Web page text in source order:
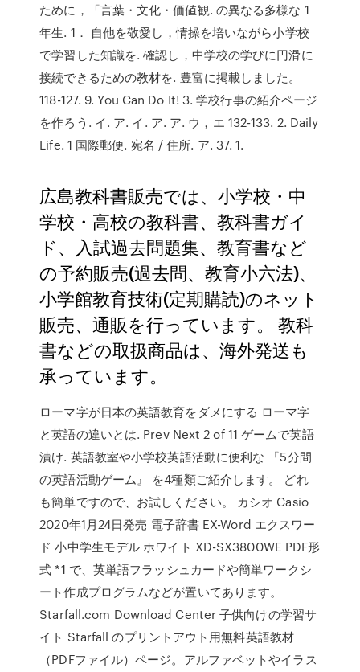
ために，「言葉・文化・価値観. の異なる多様な 1
年生. 1． 自他を敬愛し，情操を培いながら小学校
で学習した知識を. 確認し，中学校の学びに円滑に
接続できるための教材を. 豊富に掲載しました。
118-127. 9. You Can Do It! 3. 学校行事の紹介ページ
を作ろう. イ. ア. イ. ア. ア. ウ，エ 132-133. 2. Daily
Life. 1 国際郵便. 宛名 / 住所. ア. 37. 1.
広島教科書販売では、小学校・中
学校・高校の教科書、教科書ガイ
ド、入試過去問題集、教育書など
の予約販売(過去問、教育小六法)、
小学館教育技術(定期購読)のネット
販売、通販を行っています。 教科
書などの取扱商品は、海外発送も
承っています。
ローマ字が日本の英語教育をダメにする ローマ字
と英語の違いとは. Prev Next 2 of 11 ゲームで英語
漬け. 英語教室や小学校英語活動に便利な 『5分間
の英語活動ゲーム』 を4種類ご紹介します。 どれ
も簡単ですので、お試しください。 カシオ Casio
2020年1月24日発売 電子辞書 EX-Word エクスワー
ド 小中学生モデル ホワイト XD-SX3800WE PDF形
式 *1 で、英単語フラッシュカードや簡単ワークシ
ート作成プログラムなどが置いてあります。
Starfall.com Download Center 子供向けの学習サ
イト Starfall のプリントアウト用無料英語教材
（PDFファイル）ページ。アルファベットやイラス